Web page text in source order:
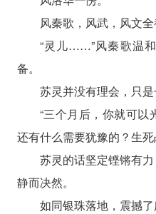
风秦歌，风武，风文全
“灵儿……”风秦歌温
备。
苏灵并没有理会，只是
“三个月后，你就可以
还有什么需要犹豫的？生
苏灵的话坚定铿锵有
静而决然。
如同银珠落地，震撼了